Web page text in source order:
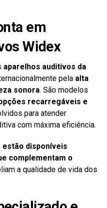
em
Widex
aparelhos auditivos da
pela alta
sonora. São modelos
recarregáveis e
para atender
com máxima eficiência.
estão disponíveis
complementam o
a qualidade de vida dos